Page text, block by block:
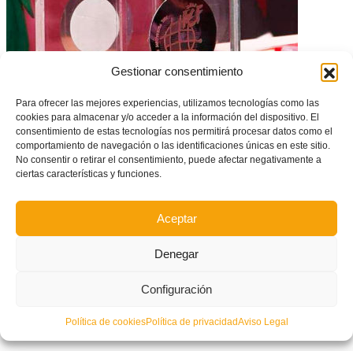
Gestionar consentimiento
Para ofrecer las mejores experiencias, utilizamos tecnologías como las
cookies para almacenar y/o acceder a la información del dispositivo. El
consentimiento de estas tecnologías nos permitirá procesar datos como el
comportamiento de navegación o las identificaciones únicas en este sitio.
No consentir o retirar el consentimiento, puede afectar negativamente a
ciertas características y funciones.
Aceptar
Denegar
Configuración
Política de cookiesPolítica de privacidadAviso Legal
Tres equipos valencianos estarán mañana en el sorteo de primera ronda
Gala de Premios de la provincia de Alicante